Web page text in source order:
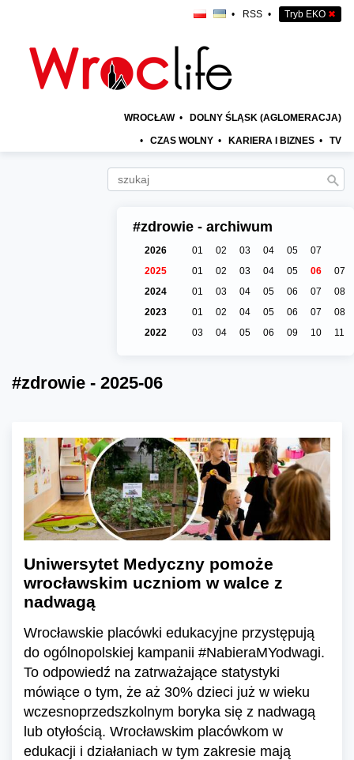
• RSS • Tryb EKO ✖
WROCŁAW • DOLNY ŚLĄSK (AGLOMERACJA)
• CZAS WOLNY • KARIERA I BIZNES • TV
#zdrowie - archiwum
2026 01 02 03 04 05
07
2025
01 02 03 04 05 06
07
2024
01 03 04 05 06 07
08
2023
01 02 04 05 06 07
08
2022
03 04 05 06 09 10 11
#zdrowie - 2025-06
Uniwersytet Medyczny pomoże
wrocławskim uczniom w walce z
nadwagą
Wrocławskie placówki edukacyjne przystępują
do ogólnopolskiej kampanii #NabieraMYodwagi.
To odpowiedź na zatrważające statystyki
mówiące o tym, że aż 30% dzieci już w wieku
wczesnoprzedszkolnym boryka się z nadwagą
lub otyłością. Wrocławskim placówkom w
edukacji i działaniach w tym zakresie mają